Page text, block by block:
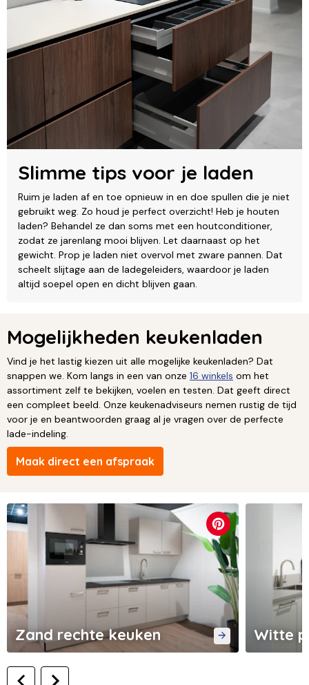
Slimme tips voor je laden
Ruim je laden af en toe opnieuw in en doe spullen die je niet
gebruikt weg. Zo houd je perfect overzicht! Heb je houten
laden? Behandel ze dan soms met een houtconditioner,
zodat ze jarenlang mooi blijven. Let daarnaast op het
gewicht. Prop je laden niet overvol met zware pannen. Dat
scheelt slijtage aan de ladegeleiders, waardoor je laden
altijd soepel open en dicht blijven gaan.
Mogelijkheden keukenladen
Vind je het lastig kiezen uit alle mogelijke keukenladen? Dat
snappen we. Kom langs in een van onze 16 winkels om het
assortiment zelf te bekijken, voelen en testen. Dat geeft direct
een compleet beeld. Onze keukenadviseurs nemen rustig de tijd
voor je en beantwoorden graag al je vragen over de perfecte
lade-indeling.
Maak direct een afspraak
Zand rechte keuken Witte